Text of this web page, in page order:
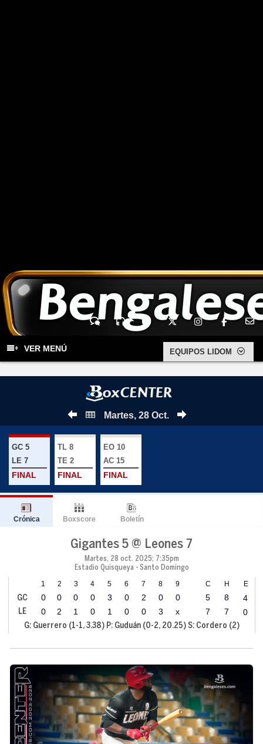
EQUIPOS LIDOM
VER MENÚ
Martes, 28 Oct.
GC 5
LE 7
FINAL
TL 8
TE 2
FINAL
EO 10
AC 15
FINAL
Crónica Boxscore Boletín
Gigantes 5 @ Leones 7
Martes, 28 oct. 2025; 7:35pm
Estadio Quisqueya - Santo Domingo
1 2 3 4 5 6 7 8 9 C H E
GC 0 0 0 0 3 0 2 0 0 5 8 4
LE 0 2 1 0 1 0 0 3 x 7 7 0
G: Guerrero (1-1, 3.38) P: Guduán (0-2, 20.25) S: Cordero (2)